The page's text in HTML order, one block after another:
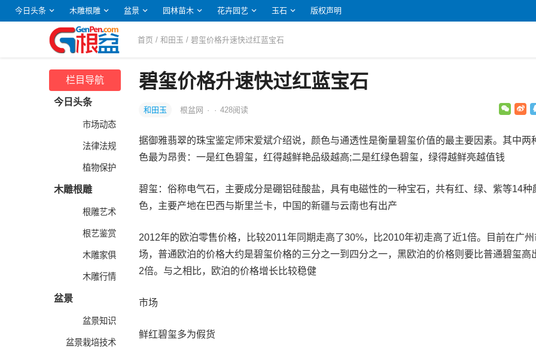
今日头条 木雕根雕 盆景 园林苗木 花卉园艺 玉石 版权声明
首页 /和田玉 / 碧玺价格升速快过红蓝宝石
栏目导航
今日头条
市场动态
法律法规
植物保护
木雕根雕
根雕艺术
根艺鉴赏
木雕家俱
木雕行情
盆景
盆景知识
盆景栽培技术
碧玺价格升速快过红蓝宝石
和田玉 根盆网 · · 428阅读
据御雅翡翠的珠宝鉴定师宋爱斌介绍说，颜色与通透性是衡量碧玺价值的最主要因素。其中两
色最为昂贵：一是红色碧玺，红得越鲜艳品级越高;二是红绿色碧玺，绿得越鲜亮越值钱
碧玺：俗称电气石，主要成分是硼铝硅酸盐，具有电磁性的一种宝石，共有红、绿、紫等14种
色，主要产地在巴西与斯里兰卡，中国的新疆与云南也有出产
2012年的欧泊零售价格，比较2011年同期走高了30%，比2010年初走高了近1倍。目前在广州
场，普通欧泊的价格大约是碧玺价格的三分之一到四分之一，黑欧泊的价格则要比普通碧玺高
2倍。与之相比，欧泊的价格增长比较稳健
市场
鲜红碧玺多为假货